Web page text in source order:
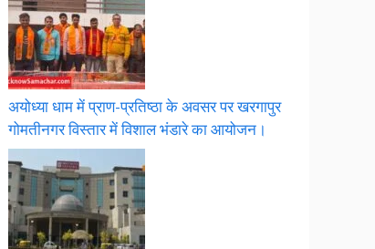
अयोध्या धाम में प्राण-प्रतिष्ठा के अवसर पर खरगापुर
गोमतीनगर विस्तार में विशाल भंडारे का आयोजन।